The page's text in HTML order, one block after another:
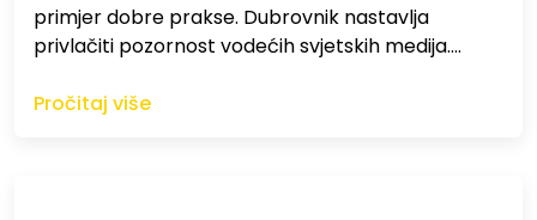
primjer dobre prakse. Dubrovnik nastavlja
privlačiti pozornost vodećih svjetskih medija.…
Pročitaj više